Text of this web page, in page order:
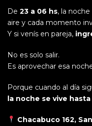
De 23 a 06 hs, la
aire y cada momento
Y si venís en pareja,
No es solo salir.
Es aprovechar esa
Porque cuando al día
la noche se vive
Chacabuco 162,